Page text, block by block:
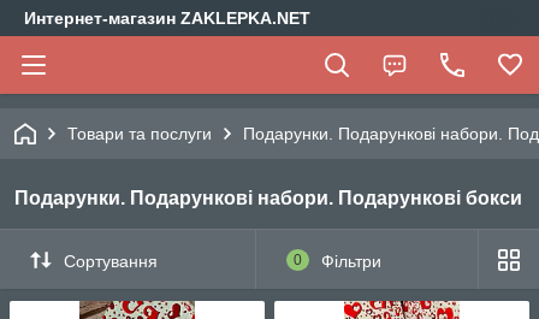
Интернет-магазин ZAKLEPKA.NET
Товари та послуги Подарунки. Подарункові набори.
Подарунки. Подарункові набори. Подарункові бокси
Сортування 0 Фільтри